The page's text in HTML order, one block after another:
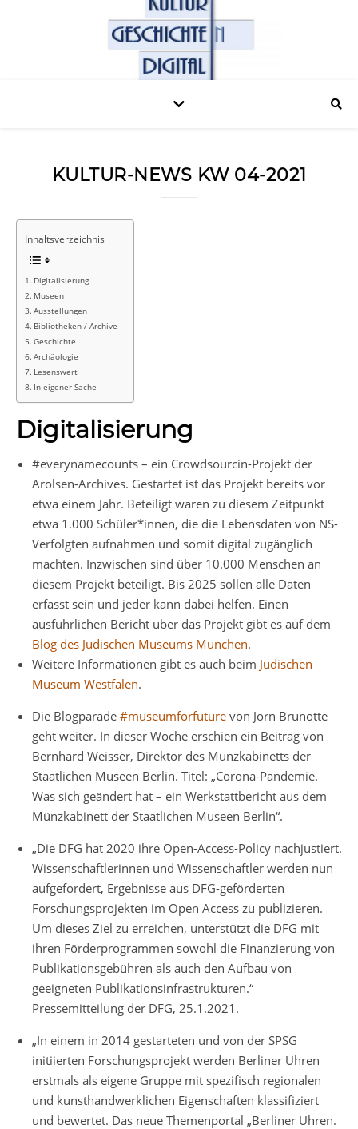
KULTUR-NEWS KW 04-2021
Inhaltsverzeichnis
Digitalisierung
Museen
Ausstellungen
Bibliotheken / Archive
Geschichte
Archäologie
Lesenswert
In eigener Sache
Digitalisierung
#everynamecounts – ein Crowdsourcin-Projekt der
Arolsen-Archives. Gestartet ist das Projekt bereits vor
etwa einem Jahr. Beteiligt waren zu diesem Zeitpunkt
etwa 1.000 Schüler*innen, die die Lebensdaten von NS-
Verfolgten aufnahmen und somit digital zugänglich
machten. Inzwischen sind über 10.000 Menschen an
diesem Projekt beteiligt. Bis 2025 sollen alle Daten
erfasst sein und jeder kann dabei helfen. Einen
ausführlichen Bericht über das Projekt gibt es auf dem
Blog des Jüdischen Museums München.
Weitere Informationen gibt es auch beim Jüdischen
Museum Westfalen.
Die Blogparade #museumforfuture von Jörn Brunotte
geht weiter. In dieser Woche erschien ein Beitrag von
Bernhard Weisser, Direktor des Münzkabinetts der
Staatlichen Museen Berlin. Titel: „Corona-Pandemie.
Was sich geändert hat – ein Werkstattbericht aus dem
Münzkabinett der Staatlichen Museen Berlin“.
„Die DFG hat 2020 ihre Open-Access-Policy nachjustiert.
Wissenschaftlerinnen und Wissenschaftler werden nun
aufgefordert, Ergebnisse aus DFG-geförderten
Forschungsprojekten im Open Access zu publizieren.
Um dieses Ziel zu erreichen, unterstützt die DFG mit
ihren Förderprogrammen sowohl die Finanzierung von
Publikationsgebühren als auch den Aufbau von
geeigneten Publikationsinfrastrukturen.“
Pressemitteilung der DFG, 25.1.2021.
„In einem in 2014 gestarteten und von der SPSG
initiierten Forschungsprojekt werden Berliner Uhren
erstmals als eigene Gruppe mit spezifisch regionalen
und kunsthandwerklichen Eigenschaften klassifiziert
und bewertet. Das neue Themenportal „Berliner Uhren.